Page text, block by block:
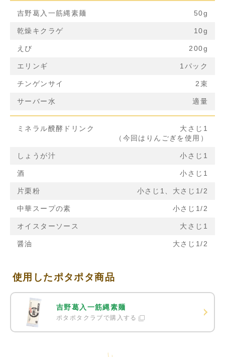
吉野葛入一筋縄素麺 50g
乾燥キクラゲ 10g
えび 200g
エリンギ 1パック
チンゲンサイ 2束
サーバー水 適量
ミネラル醗酵ドリンク
大さじ1
（今回はりんごぎを使用）
しょうが汁 小さじ1
酒 小さじ1
片栗粉 小さじ1、大さじ1/2
中華スープの素 小さじ1/2
オイスターソース 大さじ1
醤油 大さじ1/2
使用したポタポタ商品
吉野葛入一筋縄素麺
ポタポタクラブで購入する